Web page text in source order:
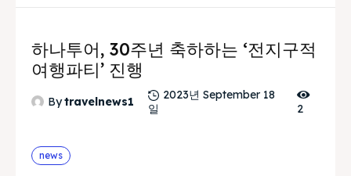
하나투어, 30주년 축하하는 ‘전지구적
여행파티’ 진행
Bytravelnews1
2023년 September 18
일
2
news